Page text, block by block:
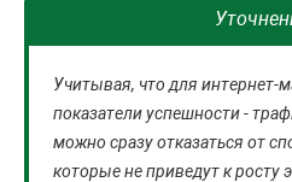
Учитывая, что для интернет-
показатели успешности -
можно сразу отказаться от
которые не приведут к росту